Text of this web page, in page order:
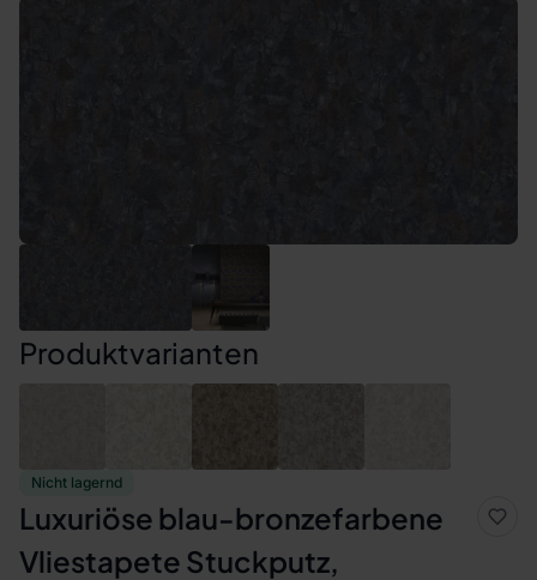
Nicht lagernd
Luxuriöse blau-bronzefarbene
Vliestapete Stuckputz,
Produktvarianten